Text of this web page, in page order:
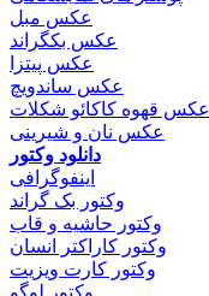
عکس مبل
عکس بکگراند
عکس پیتزا
عکس ساندویچ
عکس قهوه کاکائو شکلات
عکس نان و شیرینی
دانلود وکتور
اینفوگرافی
وکتور بک گراند
وکتور حاشیه و قاب
وکتور کاراکتر انسان
وکتور کارت ویزیت
وکتور لوگو